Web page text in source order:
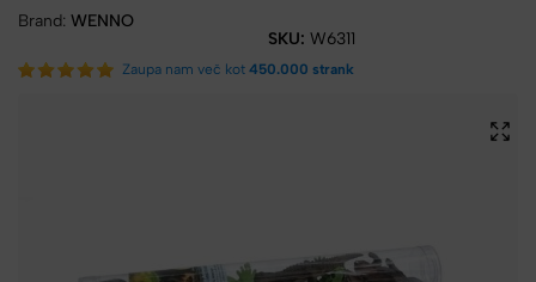
Brand: WENNO
SKU: W6311
Zaupa nam več kot 450.000 strank